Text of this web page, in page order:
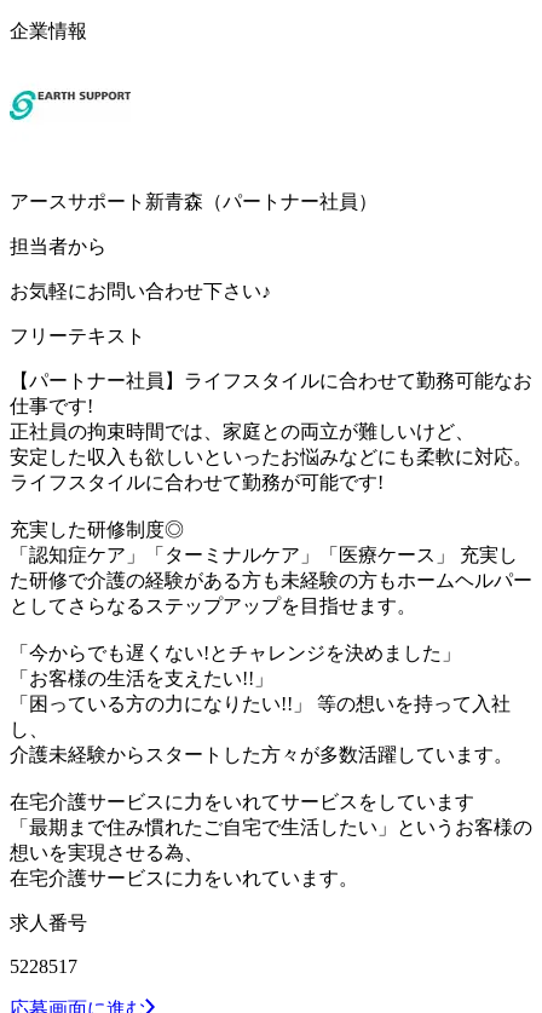
企業情報
アースサポート新青森（パートナー社員）
担当者から
お気軽にお問い合わせ下さい♪
フリーテキスト
【パートナー社員】ライフスタイルに合わせて勤務可能なお
仕事です!
正社員の拘束時間では、家庭との両立が難しいけど、
安定した収入も欲しいといったお悩みなどにも柔軟に対応。
ライフスタイルに合わせて勤務が可能です!
充実した研修制度◎
「認知症ケア」「ターミナルケア」「医療ケース」 充実し
た研修で介護の経験がある方も未経験の方もホームヘルパー
としてさらなるステップアップを目指せます。
「今からでも遅くない!とチャレンジを決めました」
「お客様の生活を支えたい!!」
「困っている方の力になりたい!!」 等の想いを持って入社
し、
介護未経験からスタートした方々が多数活躍しています。
在宅介護サービスに力をいれてサービスをしています
「最期まで住み慣れたご自宅で生活したい」というお客様の
想いを実現させる為、
在宅介護サービスに力をいれています。
求人番号
5228517
応募画面に進む